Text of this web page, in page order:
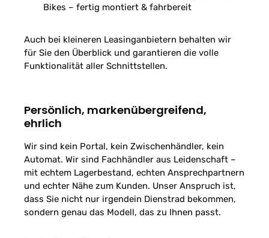
Bikes – fertig montiert & fahrbereit
Auch bei kleineren Leasinganbietern behalten wir
für Sie den Überblick und garantieren die volle
Funktionalität aller Schnittstellen.
Persönlich, markenübergreifend,
ehrlich
Wir sind kein Portal, kein Zwischenhändler, kein
Automat. Wir sind Fachhändler aus Leidenschaft –
mit echtem Lagerbestand, echten Ansprechpartnern
und echter Nähe zum Kunden. Unser Anspruch ist,
dass Sie nicht nur irgendein Dienstrad bekommen,
sondern genau das Modell, das zu Ihnen passt.